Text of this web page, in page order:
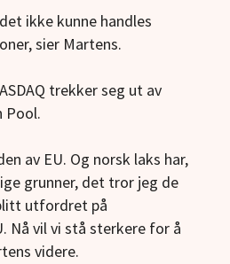
ikke kunne handles
sier Martens.
trekker seg ut av
Pool.
av EU. Og norsk laks har,
grunner, det tror jeg de
utfordret på
Nå vil vi stå sterkere for å
videre.